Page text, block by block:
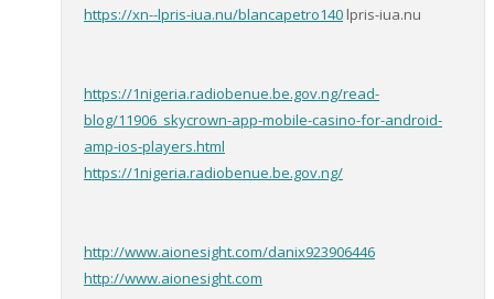
https://xn--lpris-iua.nu/blancapetro140 lpris-iua.nu
https://1nigeria.radiobenue.be.gov.ng/read-
blog/11906_skycrown-app-mobile-casino-for-android-
amp-ios-players.html
https://1nigeria.radiobenue.be.gov.ng/
http://www.aionesight.com/danix923906446
http://www.aionesight.com